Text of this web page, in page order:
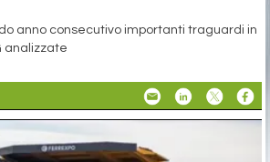
anno consecutivo importanti traguardi in
analizzate